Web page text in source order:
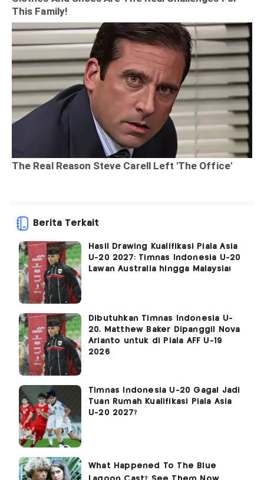
Berita Terkait
Hasil Drawing Kualifikasi Piala Asia
U-20 2027: Timnas Indonesia U-20
Lawan Australia hingga Malaysia!
Dibutuhkan Timnas Indonesia U-
20, Matthew Baker Dipanggil Nova
Arianto untuk di Piala AFF U-19
2026
Timnas Indonesia U-20 Gagal Jadi
Tuan Rumah Kualifikasi Piala Asia
U-20 2027?